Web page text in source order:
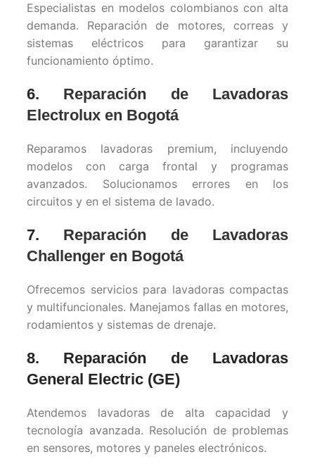
Especialistas en modelos colombianos con alta
demanda. Reparación de motores, correas y
sistemas eléctricos para garantizar su
funcionamiento óptimo.
6. Reparación de Lavadoras
Electrolux en Bogotá
Reparamos lavadoras premium, incluyendo
modelos con carga frontal y programas
avanzados. Solucionamos errores en los
circuitos y en el sistema de lavado.
7. Reparación de Lavadoras
Challenger en Bogotá
Ofrecemos servicios para lavadoras compactas
y multifuncionales. Manejamos fallas en motores,
rodamientos y sistemas de drenaje.
8. Reparación de Lavadoras
General Electric (GE)
Atendemos lavadoras de alta capacidad y
tecnología avanzada. Resolución de problemas
en sensores, motores y paneles electrónicos.